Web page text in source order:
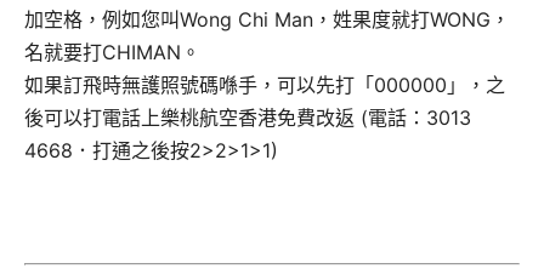
加空格，例如您叫Wong Chi Man，姓果度就打WONG，
名就要打CHIMAN。
如果訂飛時無護照號碼喺手，可以先打「000000」，之
後可以打電話上樂桃航空香港免費改返 (電話：3013
4668．打通之後按2>2>1>1)